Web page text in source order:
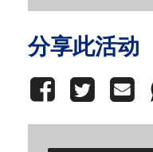
分享此活动